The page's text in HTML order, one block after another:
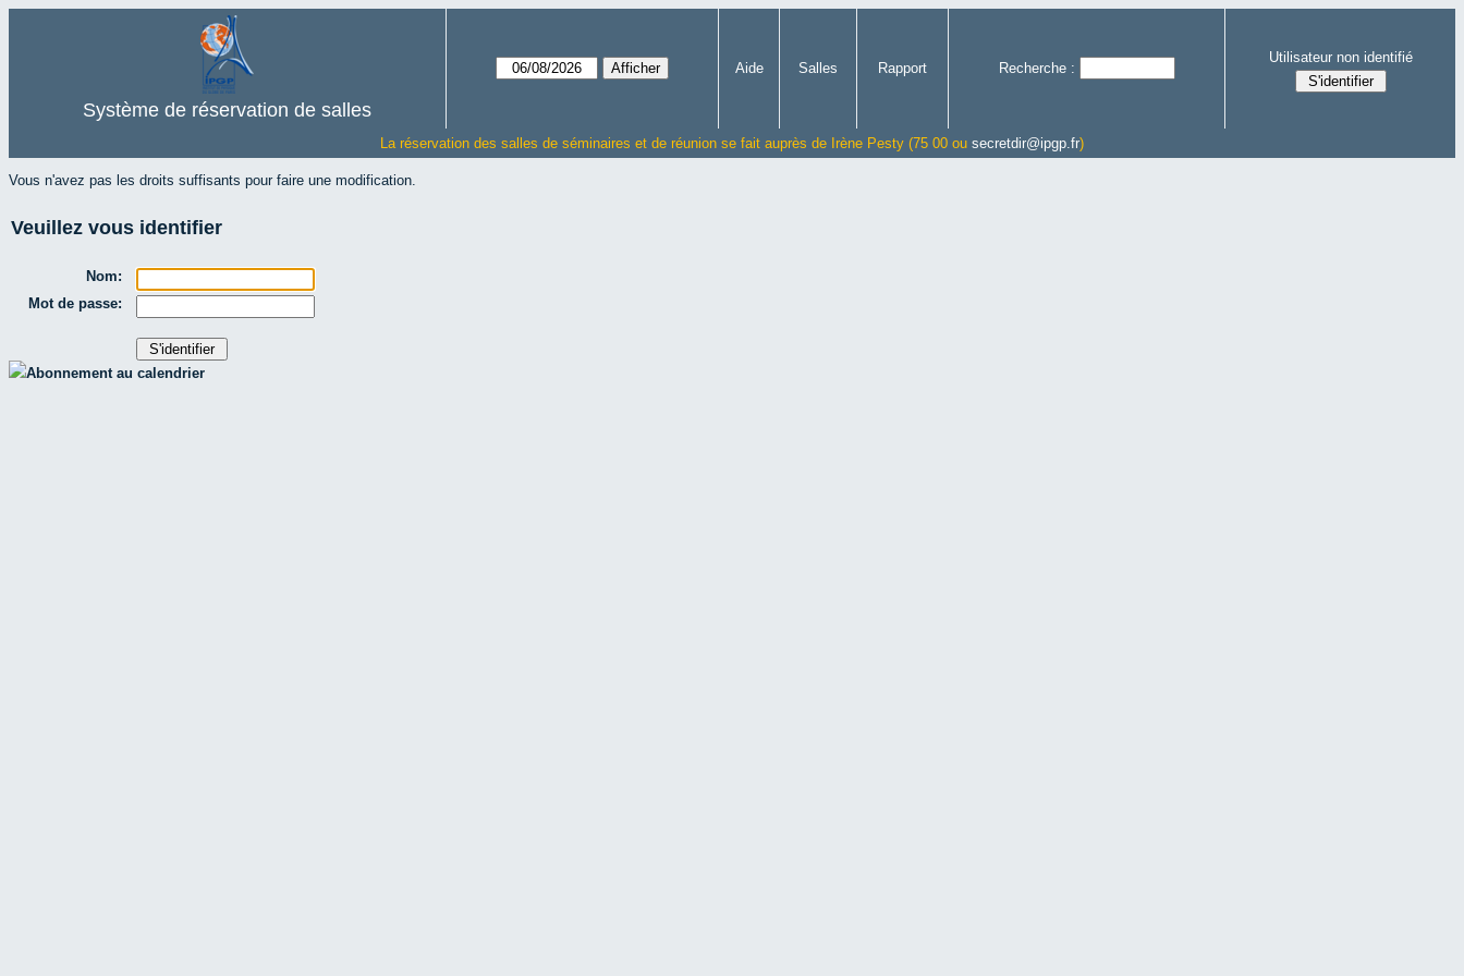
Système de réservation de salles
Aide Salles Rapport Recherche :
Utilisateur non identifié
La réservation des salles de séminaires et de réunion se fait auprès de Irène Pesty (75 00 ou secretdir@ipgp.fr)
Vous n'avez pas les droits suffisants pour faire une modification.
Veuillez vous identifier
Nom:
Mot de passe:
Abonnement au calendrier